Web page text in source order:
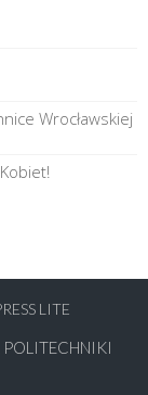
Wrocławskiej
LITE